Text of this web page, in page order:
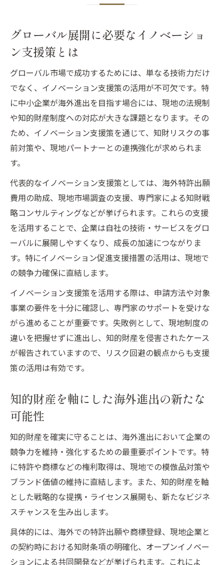
グローバル展開に必要なイノベーショ
ン支援策とは
グローバル市場で成功するためには、単なる技術力だけ
でなく、イノベーション支援策の活用が不可欠です。特
に中小企業が海外進出を目指す場合には、現地の法規制
や知的財産制度への対応が大きな課題となります。その
ため、イノベーション支援策を通じて、知財リスクの事
前対策や、現地パートナーとの連携強化が求められま
す。
代表的なイノベーション支援策としては、海外特許出願
費用の助成、現地市場調査の支援、専門家による知財戦
略コンサルティングなどが挙げられます。これらの支援
を活用することで、企業は自社の技術・サービスをグロ
ーバルに展開しやすくなり、成長の加速につながりま
す。特にイノベーション促進支援措置の活用は、現地で
の競争力確保に直結します。
イノベーション支援策を活用する際は、申請方法や対象
事業の要件を十分に確認し、専門家のサポートを受けな
がら進めることが重要です。失敗例として、現地制度の
違いを把握せずに進出し、知的財産を侵害されたケース
が報告されていますので、リスク回避の観点からも支援
策の活用は有効です。
知的財産を軸にした海外進出の新たな
可能性
知的財産を確実に守ることは、海外進出において企業の
競争力を維持・強化するための最重要ポイントです。特
に特許や商標などの権利取得は、現地での模倣品対策や
ブランド価値の維持に直結します。また、知的財産を軸
とした戦略的な提携・ライセンス展開も、新たなビジネ
スチャンスを生み出します。
具体的には、海外での特許出願や商標登録、現地企業と
の契約時における知財条項の明確化、オープンイノベー
ションによる共同開発などが挙げられます。これによ